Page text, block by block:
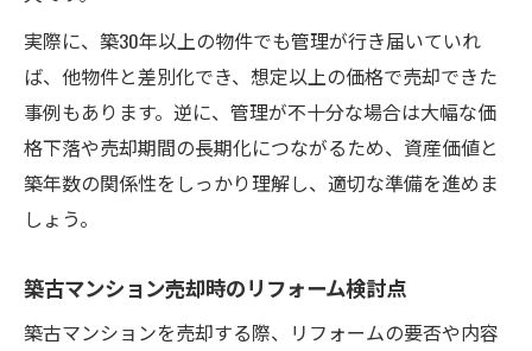
実際に、築30年以上の物件でも管理が行き届いていれ
ば、他物件と差別化でき、想定以上の価格で売却できた
事例もあります。逆に、管理が不十分な場合は大幅な価
格下落や売却期間の長期化につながるため、資産価値と
築年数の関係性をしっかり理解し、適切な準備を進めま
しょう。
築古マンション売却時のリフォーム検討点
築古マンションを売却する際、リフォームの要否や内容